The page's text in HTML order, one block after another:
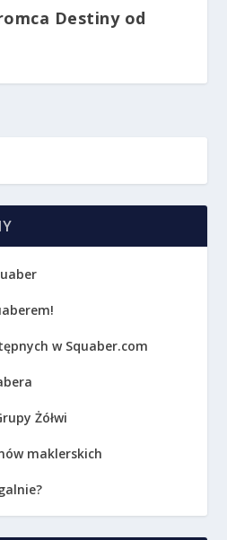
Destiny od
w Squaber.com
Żółwi
maklerskich